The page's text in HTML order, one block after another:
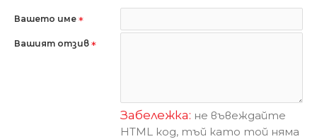
Вашето име
Вашият отзив
Забележка: не въвеждайте
HTML код, тъй като той няма